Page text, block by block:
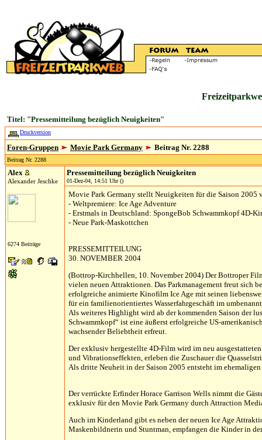
Titel: "Pressemitteilung bezüglich Neuigkeiten"
Druckversion
Foren-Gruppen Movie Park Germany Beitrag Nr. 2288
Beitrag Nr. 2288
Alex
Alexander Jeschke
6274 Beiträge
Pressemitteilung bezüglich Neuigkeiten
01-Dez-04, 14:51 Uhr ()
Movie Park Germany stellt Neuigkeiten für die Saison 2005
- Weltpremiere: Ice Age Adventure
- Erstmals in Deutschland: SpongeBob Schwammkopf 4D-
- Neue Park-Maskottchen
PRESSEMITTEILUNG
30. NOVEMBER 2004
(Bottrop-Kirchhellen, 10. November 2004) Der Bottroper
vielen neuen Attraktionen. Das Parkmanagement freut sich
erfolgreiche animierte Kinofilm Ice Age mit seinen
für ein familienorientiertes Wasserfahrgeschäft im
Als weiteres Highlight wird ab der kommenden Saison der
Schwammkopf“ ist eine äußerst erfolgreiche US-
wachsender Beliebtheit erfreut.
Der exklusiv hergestellte 4D-Film wird im neu
und Vibrationseffekten, erleben die Zuschauer die
Als dritte Neuheit in der Saison 2005 entsteht im
Der verrückte Erfinder Horace Garrison Wells nimmt die
exklusiv für den Movie Park Germany durch Attraction
Auch im Kinderland gibt es neben der neuen Ice Age
Maskenbildnerin und Stuntman, empfangen die Kinder in